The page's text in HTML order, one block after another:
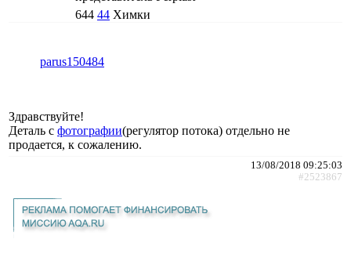
644 44 Химки
parus150484
Здравствуйте!
Деталь с фотографии(регулятор потока) отдельно не
продается, к сожалению.
13/08/2018 09:25:03
#2523867